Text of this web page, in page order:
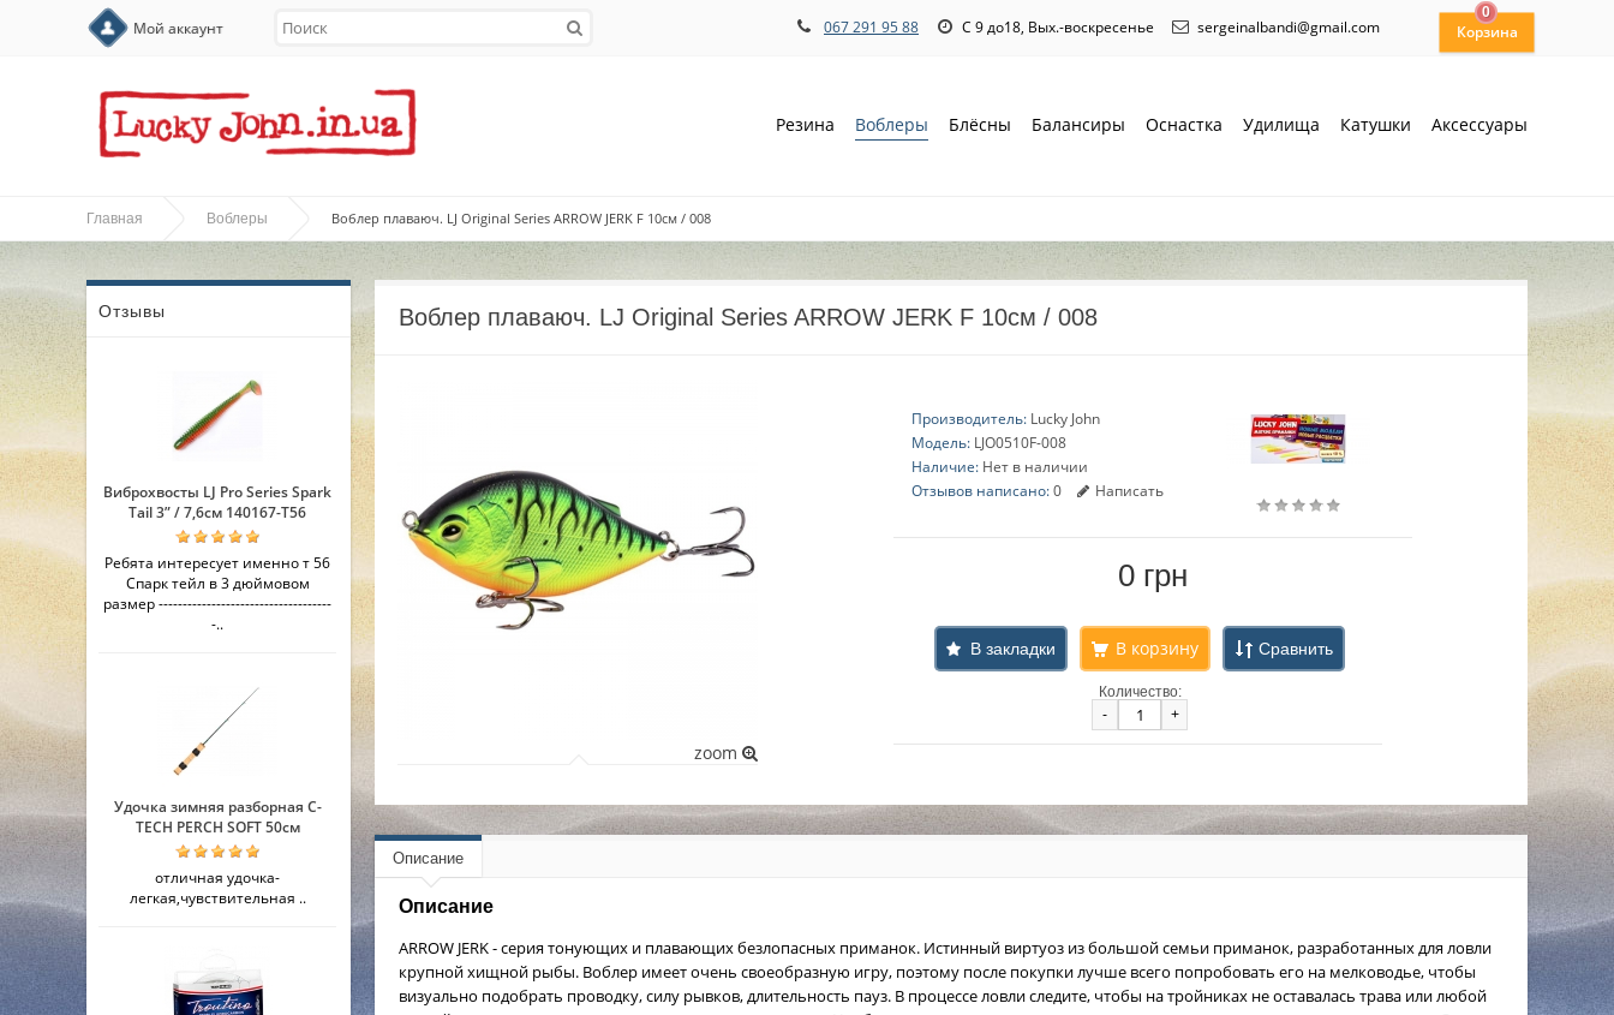
Мой аккаунт 067 291 95 88 С 9 до18, Вых.-воскресенье sergeinalbandi@gmail.com
0
Резина Воблеры Блёсны Балансиры Оснастка Удилища Катушки Аксессуары
Главная Воблеры Воблер плаваюч. LJ Original Series ARROW JERK F 10см / 008
Отзывы
Виброхвосты LJ Pro Series Spark
Tail 3” / 7,6см 140167-T56
Ребята интересует именно т 56
Спарк тейл в 3 дюймовом
размер ------------------------------------
-..
Удочка зимняя разборная C-
TECH PERCH SOFT 50см
отличная удочка-
легкая,чувствительная ..
Воблер плаваюч. LJ Original Series ARROW JERK F 10см / 008
zoom
Производитель: Lucky John
Модель: LJO0510F-008
Наличие: Нет в наличии
Отзывов написано:0 Написать
0 грн
В закладки Сравнить
Количество:
-
+
Описание
Описание
ARROW JERK - серия тонующих и плавающих безлопасных приманок. Истинный виртуоз из большой семьи приманок, разработанных для ловли
крупной хищной рыбы. Воблер имеет очень своеобразную игру, поэтому после покупки лучше всего попробовать его на мелководье, чтобы
визуально подобрать проводку, силу рывков, длительность пауз. В процессе ловли следите, чтобы на тройниках не оставалась трава или любой